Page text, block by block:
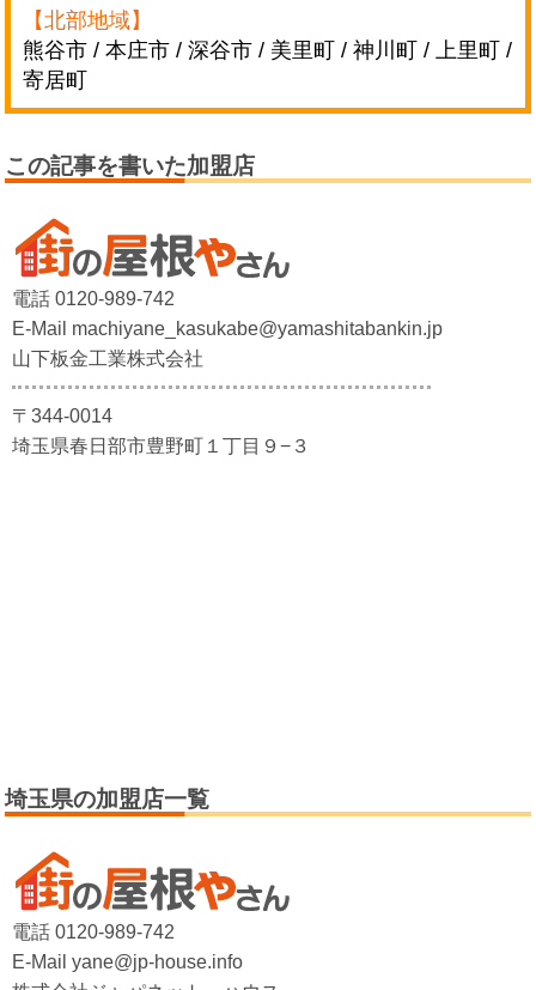
【北部地域】
熊谷市 / 本庄市 / 深谷市 / 美里町 / 神川町 / 上里町 /
寄居町
この記事を書いた加盟店
電話 0120-989-742
E-Mail machiyane_kasukabe@yamashitabankin.jp
山下板金工業株式会社
〒344-0014
埼玉県春日部市豊野町１丁目９−３
埼玉県の加盟店一覧
電話 0120-989-742
E-Mail yane@jp-house.info